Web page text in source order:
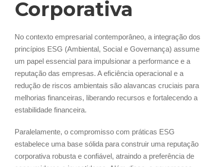
Corporativa
No contexto empresarial contemporâneo, a integração dos
princípios ESG (Ambiental, Social e Governança) assume
um papel essencial para impulsionar a performance e a
reputação das empresas. A eficiência operacional e a
redução de riscos ambientais são alavancas cruciais para
melhorias financeiras, liberando recursos e fortalecendo a
estabilidade financeira.
Paralelamente, o compromisso com práticas ESG
estabelece uma base sólida para construir uma reputação
corporativa robusta e confiável, atraindo a preferência de